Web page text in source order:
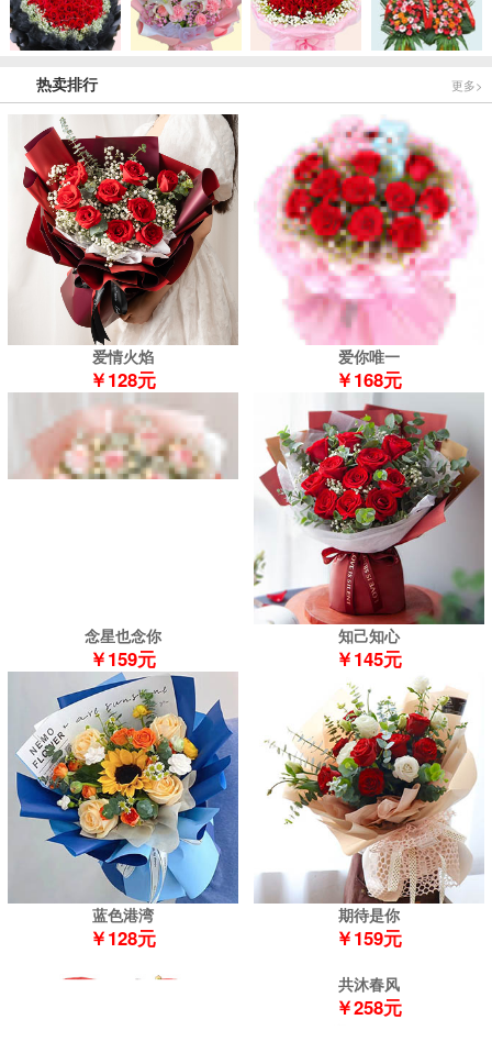
热卖排行 更多>
爱情火焰
￥128元
爱你唯一
￥168元
念星也念你
￥159元
知己知心
￥145元
蓝色港湾
￥128元
期待是你
￥159元
共沐春风
￥258元